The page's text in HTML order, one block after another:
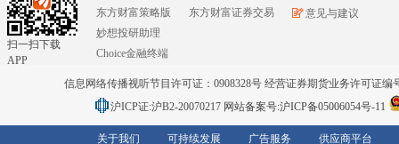
扫一扫下载
APP
东方财富策略版
妙想投研助理
Choice金融终端
东方财富证券交易
意见与建议
信息网络传播视听节目许可证：0908328号 经营证券期货业务许可证编
沪ICP证:沪B2-20070217 网站备案号:沪ICP备05006054号-11
关于我们 可持续发展 广告服务 供应商平台